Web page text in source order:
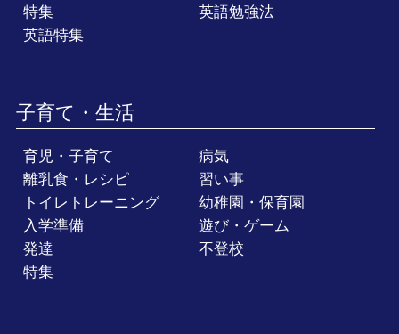
特集
英語勉強法
英語特集
子育て・生活
育児・子育て
病気
離乳食・レシピ
習い事
トイレトレーニング
幼稚園・保育園
入学準備
遊び・ゲーム
発達
不登校
特集